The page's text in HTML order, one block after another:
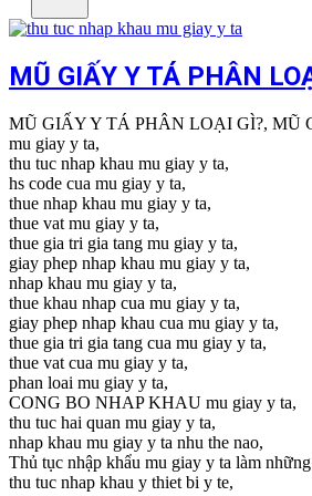
MŨ GIẤY Y TÁ PHÂN
MŨ GIẤY Y TÁ PHÂN LOẠI GÌ?, MŨ
mu giay y ta,
thu tuc nhap khau mu giay y ta,
hs code cua mu giay y ta,
thue nhap khau mu giay y ta,
thue vat mu giay y ta,
thue gia tri gia tang mu giay y ta,
giay phep nhap khau mu giay y ta,
nhap khau mu giay y ta,
thue khau nhap cua mu giay y ta,
giay phep nhap khau cua mu giay y ta,
thue gia tri gia tang cua mu giay y ta,
thue vat cua mu giay y ta,
phan loai mu giay y ta,
CONG BO NHAP KHAU mu giay y ta,
thu tuc hai quan mu giay y ta,
nhap khau mu giay y ta nhu the nao,
Thủ tục nhập khẩu mu giay y ta làm
thu tuc nhap khau y thiet bi y te,